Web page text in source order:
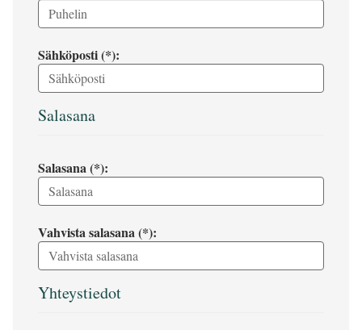
Sähköposti (*):
Salasana
Salasana (*):
Vahvista salasana (*):
Yhteystiedot